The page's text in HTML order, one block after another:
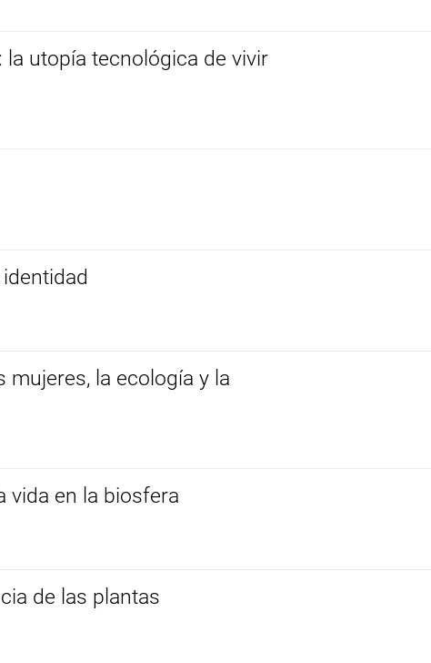
utopía tecnológica de vivir
mujeres, la ecología y la
vida en la biosfera
de las plantas